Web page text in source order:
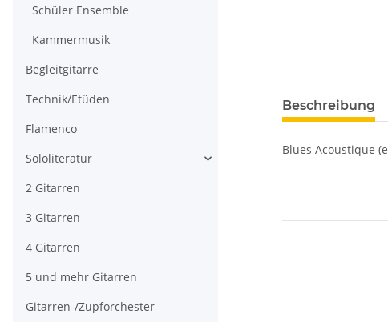
Beschreibung
Blues Acoustique
Schüler Ensemble
Kammermusik
Begleitgitarre
Technik/Etüden
Flamenco
Sololiteratur
2 Gitarren
3 Gitarren
4 Gitarren
5 und mehr Gitarren
Gitarren-/Zupforchester